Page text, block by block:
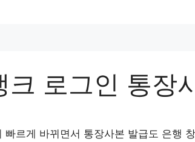
크 로그인 통장
빠르게 바뀌면서 통장사본 발급도 은행